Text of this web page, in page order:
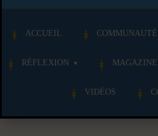
ACCUEIL COMMUNAUTÉ
RÉFLEXION MAGAZINE
VIDÉOS